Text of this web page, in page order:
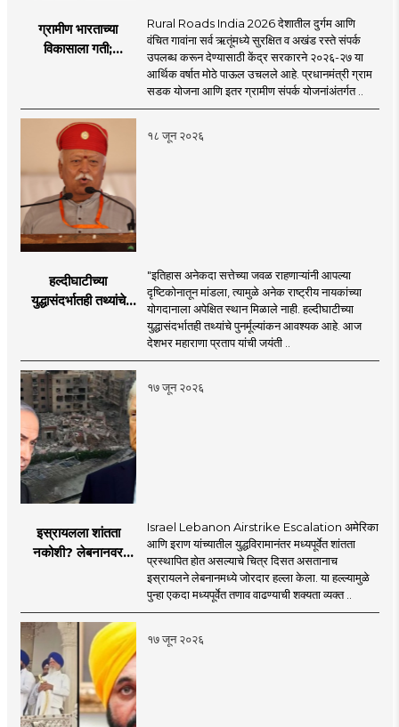
ग्रामीण भारताच्या
विकासाला गती;
लक्ष्य!
Rural Roads India 2026 देशातील दुर्गम आणि
वंचित गावांना सर्व ऋतूंमध्ये सुरक्षित व अखंड रस्ते संपर्क
उपलब्ध करून देण्यासाठी केंद्र सरकारने २०२६-२७ या
आर्थिक वर्षात मोठे पाऊल उचलले आहे. प्रधानमंत्री ग्राम
सडक योजना आणि इतर ग्रामीण संपर्क योजनांअंतर्गत ..
१८ जून २०२६
हल्दीघाटीच्या
युद्धासंदर्भातही तथ्यांचे
मोहनजी भागवत
"इतिहास अनेकदा सत्तेच्या जवळ राहणाऱ्यांनी आपल्या
दृष्टिकोनातून मांडला, त्यामुळे अनेक राष्ट्रीय नायकांच्या
योगदानाला अपेक्षित स्थान मिळाले नाही. हल्दीघाटीच्या
युद्धासंदर्भातही तथ्यांचे पुनर्मूल्यांकन आवश्यक आहे. आज
देशभर महाराणा प्रताप यांची जयंती ..
१७ जून २०२६
इस्रायलला शांतता
नकोशी? लेबनानवर
इराण-अमेरिकेत आरोप-
प्रत्यारोप
Israel Lebanon Airstrike Escalation अमेरिका
आणि इराण यांच्यातील युद्धविरामानंतर मध्यपूर्वेत शांतता
प्रस्थापित होत असल्याचे चित्र दिसत असतानाच
इस्रायलने लेबनानमध्ये जोरदार हल्ला केला. या हल्ल्यामुळे
पुन्हा एकदा मध्यपूर्वेत तणाव वाढण्याची शक्यता व्यक्त ..
१७ जून २०२६